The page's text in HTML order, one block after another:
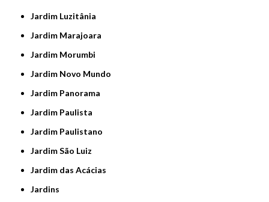
Jardim Luzitânia
Jardim Marajoara
Jardim Morumbi
Jardim Novo Mundo
Jardim Panorama
Jardim Paulista
Jardim Paulistano
Jardim São Luiz
Jardim das Acácias
Jardins